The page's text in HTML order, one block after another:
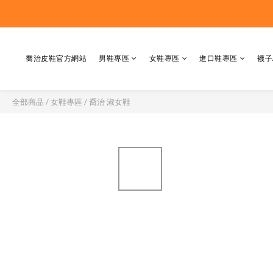
喬治皮鞋官方網站 男鞋專區 女鞋專區 進口鞋專區 襪
全部商品 /女鞋專區 /喬治 淑女鞋